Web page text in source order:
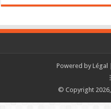
Powered by Légal
© Copyright 2026,